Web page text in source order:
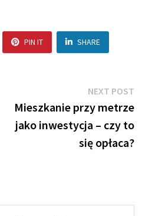
PIN IT SHARE
NEXT POST
Mieszkanie przy metrze
jako inwestycja – czy to
się opłaca?